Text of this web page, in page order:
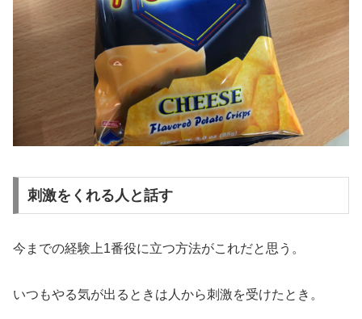
刺激をくれる人と話す
今までの経験上1番役に立つ方法がこれだと思う。
いつもやる気が出るときは人から刺激を受けたとき。